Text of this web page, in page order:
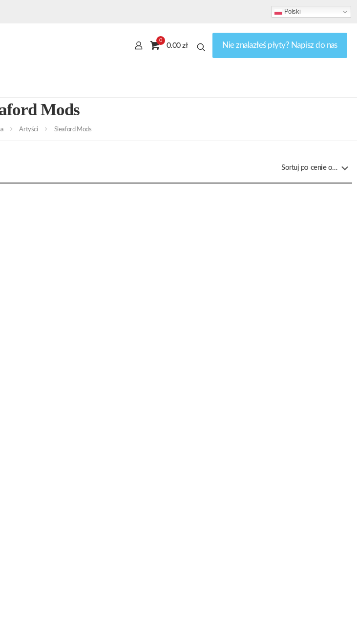
Polski
0
0.00 zł Nie znalazłeś płyty? Napisz do nas
Mods
Artyści Sleaford Mods